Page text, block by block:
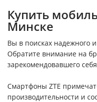
Купить
Минске
Вы в поисках надежного
Обратите внимание на
зарекомендовавшего
Смартфоны ZTE
производительности и